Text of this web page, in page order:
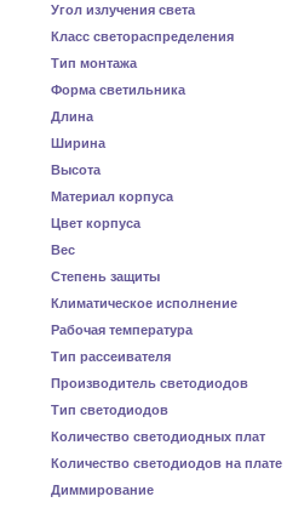
Угол излучения света
Класс светораспределения
Тип монтажа
Форма светильника
Длина
Ширина
Высота
Материал корпуса
Цвет корпуса
Вес
Степень защиты
Климатическое исполнение
Рабочая температура
Тип рассеивателя
Производитель светодиодов
Тип светодиодов
Количество светодиодных плат
Количество светодиодов на плате
Диммирование